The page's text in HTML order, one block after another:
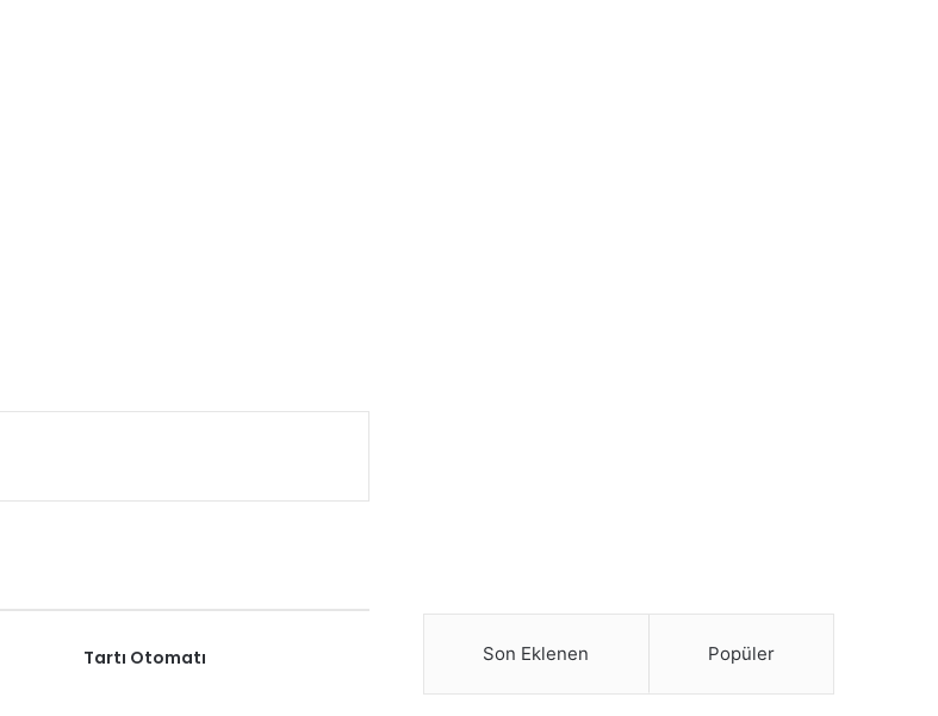
Tartı Otomatı Son Eklenen Popüler